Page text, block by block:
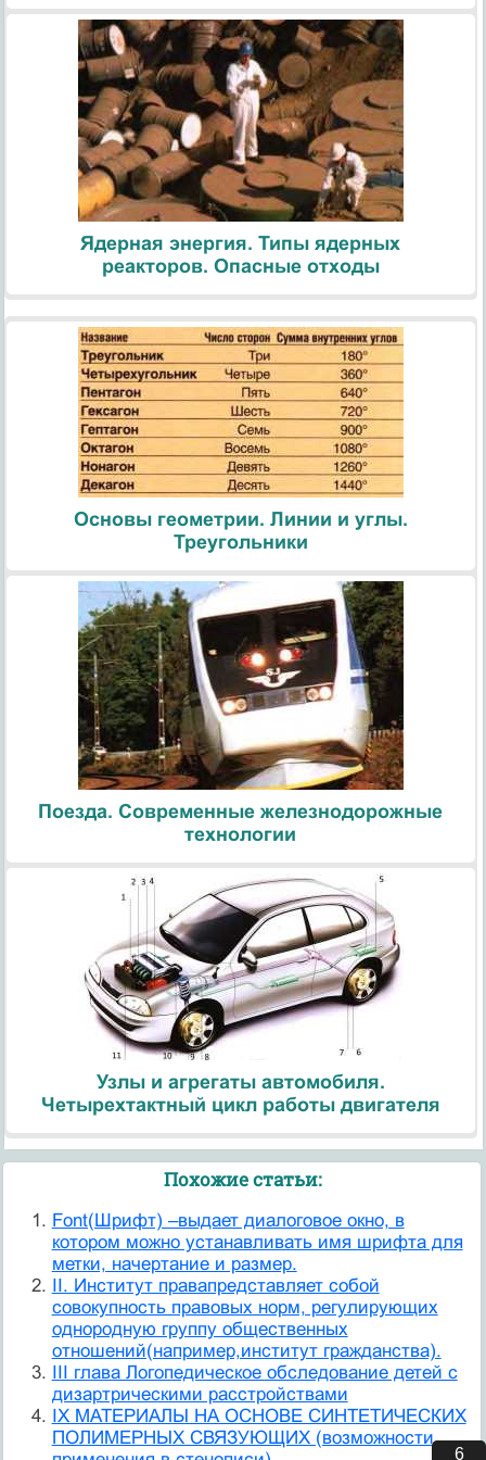
Ядерная энергия. Типы ядерных
реакторов. Опасные отходы
Основы геометрии. Линии и углы.
Треугольники
Поезда. Современные железнодорожные
технологии
Узлы и агрегаты автомобиля.
Четырехтактный цикл работы двигателя
Похожие статьи:
Font(Шрифт) –выдает диалоговое окно, в
котором можно устанавливать имя шрифта для
метки, начертание и размер.
II. Институт правапредставляет собой
совокупность правовых норм, регулирующих
однородную группу общественных
отношений(например,институт гражданства).
III глава Логопедическое обследование детей с
дизартрическими расстройствами
IX МАТЕРИАЛЫ НА ОСНОВЕ СИНТЕТИЧЕСКИХ
ПОЛИМЕРНЫХ СВЯЗУЮЩИХ (возможности
5